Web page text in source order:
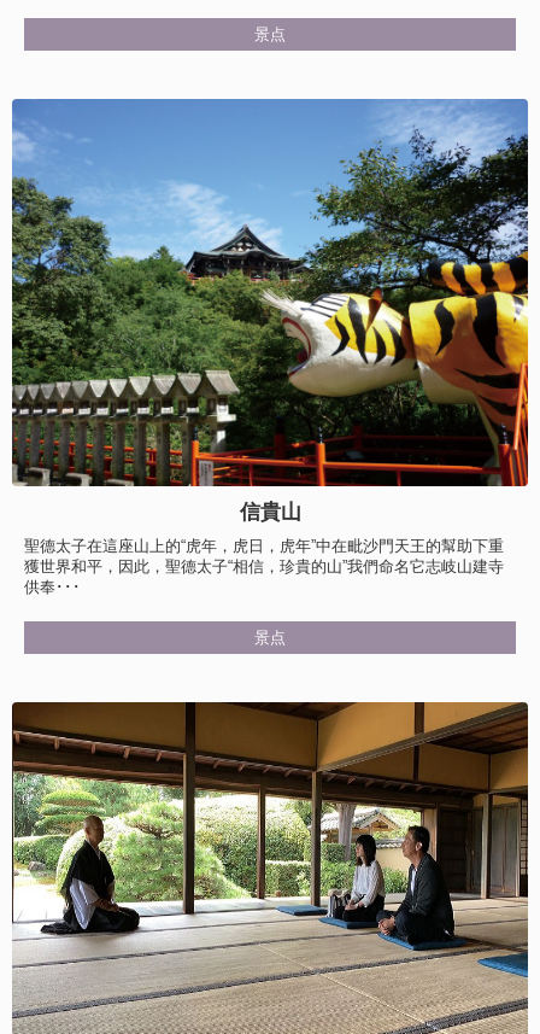
景点
信貴山
聖德太子在這座山上的“虎年，虎日，虎年”中在毗沙門天王的幫助下重
獲世界和平，因此，聖德太子“相信，珍貴的山”我們命名它志岐山建寺
供奉･･･
景点